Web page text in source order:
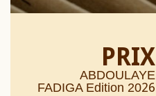
PRIX
ABDOULAYE
FADIGA Edition 2026